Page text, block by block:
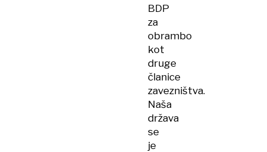
BDP
za
obrambo
kot
druge
članice
zavezništva.
Naša
država
se
je